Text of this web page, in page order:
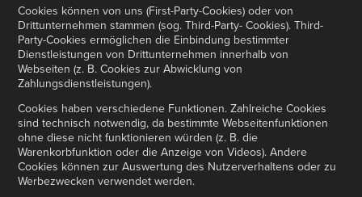
Cookies können von uns (First-Party-Cookies) oder von
Drittunternehmen stammen (sog. Third-Party- Cookies). Third-
Party-Cookies ermöglichen die Einbindung bestimmter
Dienstleistungen von Drittunternehmen innerhalb von
Webseiten (z. B. Cookies zur Abwicklung von
Zahlungsdienstleistungen).
Cookies haben verschiedene Funktionen. Zahlreiche Cookies
sind technisch notwendig, da bestimmte Webseitenfunktionen
ohne diese nicht funktionieren würden (z. B. die
Warenkorbfunktion oder die Anzeige von Videos). Andere
Cookies können zur Auswertung des Nutzerverhaltens oder zu
Werbezwecken verwendet werden.